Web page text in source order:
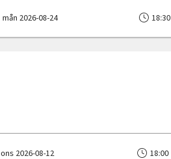
mån 2026-08-24 18:30
ons 2026-08-12 18:00